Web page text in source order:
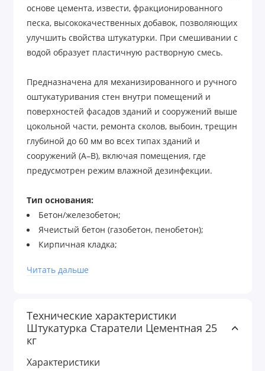
основе цемента, извести, фракционированного
песка, высококачественных добавок, позволяющих
улучшить свойства штукатурки. При смешивании с
водой образует пластичную растворную смесь.
Предназначена для механизированного и ручного
оштукатуривания стен внутри помещений и
поверхностей фасадов зданий и сооружений выше
цокольной части, ремонта сколов, выбоин, трещин
глубиной до 60 мм во всех типах зданий и
сооружений (А–В), включая помещения, где
предусмотрен режим влажной дезинфекции.
Тип основания:
Бетон/железобетон;
Ячеистый бетон (газобетон, пенобетон);
Кирпичная кладка;
трещиностойкая;
для ручного и механизированного нанесения;
для помещений любой влажности
Читать дальше
Технические характеристики
Штукатурка Старатели Цементная 25
кг
Характеристики